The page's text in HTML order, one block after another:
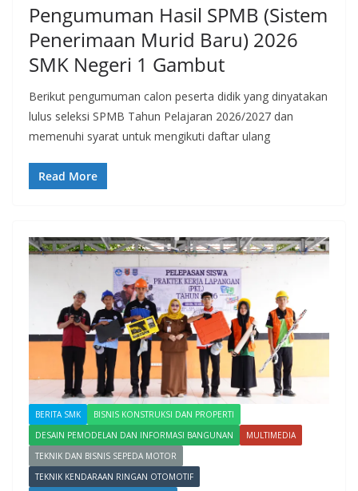
Pengumuman Hasil SPMB (Sistem
Penerimaan Murid Baru) 2026
SMK Negeri 1 Gambut
Berikut pengumuman calon peserta didik yang dinyatakan
lulus seleksi SPMB Tahun Pelajaran 2026/2027 dan
memenuhi syarat untuk mengikuti daftar ulang
Read More
BERITA SMK
BISNIS KONSTRUKSI DAN PROPERTI
DESAIN PEMODELAN DAN INFORMASI BANGUNAN
MULTIMEDIA
TEKNIK DAN BISNIS SEPEDA MOTOR
TEKNIK KENDARAAN RINGAN OTOMOTIF